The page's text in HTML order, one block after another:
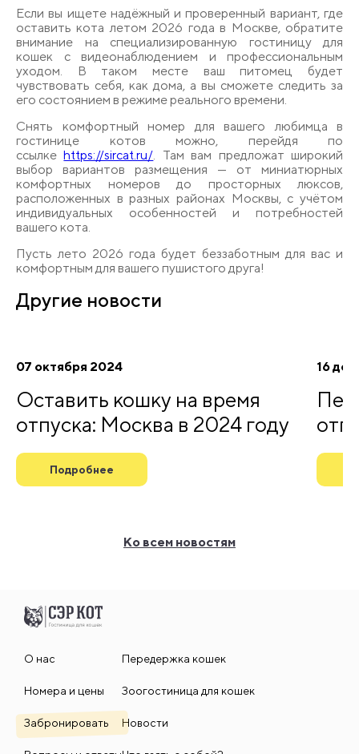
Если вы ищете надёжный и проверенный вариант, где
оставить кота летом 2026 года в Москве, обратите
внимание на специализированную гостиницу для
кошек с видеонаблюдением и профессиональным
уходом. В таком месте ваш питомец будет
чувствовать себя, как дома, а вы сможете следить за
его состоянием в режиме реального времени.
Снять комфортный номер для вашего любимца в
гостинице котов можно, перейдя по
ссылкеhttps://sircat.ru/. Там вам предложат широкий
выбор вариантов размещения — от миниатюрных
комфортных номеров до просторных люксов,
расположенных в разных районах Москвы, с учётом
индивидуальных особенностей и потребностей
вашего кота.
Пусть лето 2026 года будет беззаботным для вас и
комфортным для вашего пушистого друга!
Другие новости
07 октября 2024
Оставить кошку на время
отпуска: Москва в 2024 году
Подробнее
16
Ко всем новостям
О нас
Номера и цены
Забронировать
Передержка кошек
Зоогостиница для кошек
Новости